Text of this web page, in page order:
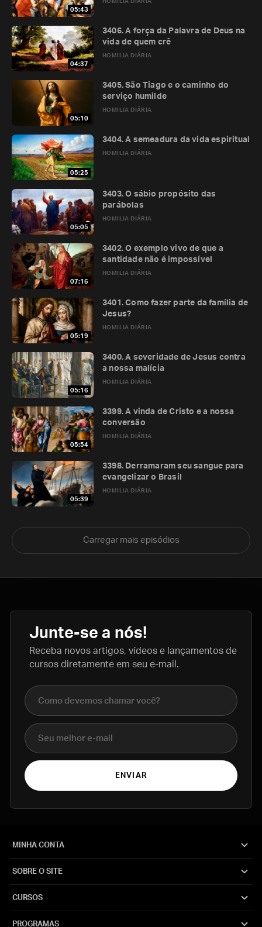
05:43
HOMILIA DIÁRIA
04:37
HOMILIA DIÁRIA
3406. A força da Palavra de Deus na
vida de quem crê
05:10
HOMILIA DIÁRIA
3405. São Tiago e o caminho do
serviço humilde
05:25
HOMILIA DIÁRIA
3404. A semeadura da vida espiritual
05:05
HOMILIA DIÁRIA
3403. O sábio propósito das
parábolas
07:16
HOMILIA DIÁRIA
3402. O exemplo vivo de que a
santidade não é impossível
05:19
HOMILIA DIÁRIA
3401. Como fazer parte da família de
Jesus?
05:16
HOMILIA DIÁRIA
3400. A severidade de Jesus contra
a nossa malícia
05:54
HOMILIA DIÁRIA
3399. A vinda de Cristo e a nossa
conversão
05:39
HOMILIA DIÁRIA
3398. Derramaram seu sangue para
evangelizar o Brasil
Carregar mais episódios
Junte-se a nós!
Receba novos artigos, vídeos e lançamentos de
cursos diretamente em seu e-mail.
Nome completo
E-mail
ENVIAR
MINHA CONTA
SOBRE O SITE
CURSOS
PROGRAMAS